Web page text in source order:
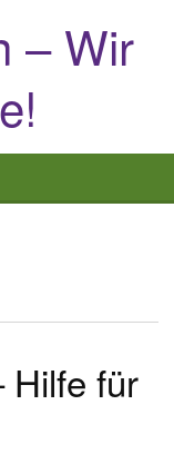
– Wir
Hilfe für